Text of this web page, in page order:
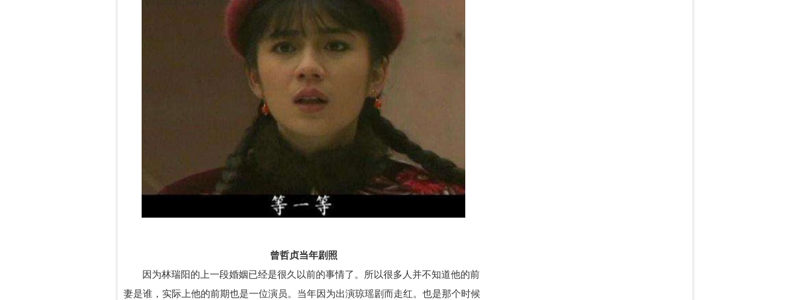
曾哲贞当年剧照
因为林瑞阳的上一段婚姻已经是很久以前的事情了。所以很多人并不知道他的前
妻是谁，实际上他的前期也是一位演员。当年因为出演琼瑶剧而走红。也是那个时候